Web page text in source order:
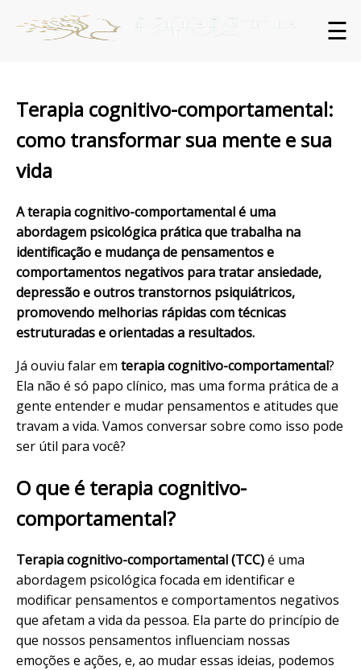
☰
Terapia cognitivo-comportamental:
como transformar sua mente e sua
vida
A terapia cognitivo-comportamental é uma
abordagem psicológica prática que trabalha na
identificação e mudança de pensamentos e
comportamentos negativos para tratar ansiedade,
depressão e outros transtornos psiquiátricos,
promovendo melhorias rápidas com técnicas
estruturadas e orientadas a resultados.
Já ouviu falar em terapia cognitivo-comportamental?
Ela não é só papo clínico, mas uma forma prática de a
gente entender e mudar pensamentos e atitudes que
travam a vida. Vamos conversar sobre como isso pode
ser útil para você?
O que é terapia cognitivo-
comportamental?
Terapia cognitivo-comportamental (TCC)é uma
abordagem psicológica focada em identificar e
modificar pensamentos e comportamentos negativos
que afetam a vida da pessoa. Ela parte do princípio de
que nossos pensamentos influenciam nossas
emoções e ações, e, ao mudar essas ideias, podemos